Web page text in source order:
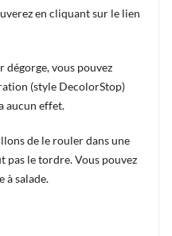
en cliquant sur le lien
dégorge, vous pouvez
(style DecolorStop)
aucun effet.
de le rouler dans une
pas le tordre. Vous pouvez
à salade.